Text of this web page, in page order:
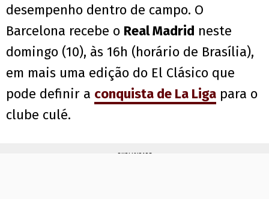
desempenho dentro de campo. O
Barcelona recebe o Real Madrid neste
domingo (10), às 16h (horário de Brasília),
em mais uma edição do El Clásico que
pode definir a conquista de La Liga para o
clube culé.
PUBLICIDADE